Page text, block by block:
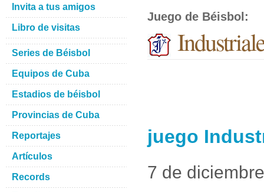
Juego de Béisbol :
juego
7 de
Invita a tus amigos
Libro de visitas
Series de Béisbol
Equipos de Cuba
Estadios de béisbol
Provincias de Cuba
Reportajes
Artículos
Records